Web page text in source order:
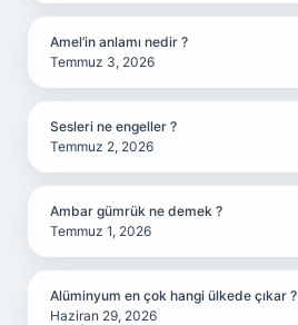
Amel’in anlamı nedir ?
Temmuz 3, 2026
Sesleri ne engeller ?
Temmuz 2, 2026
Ambar gümrük ne demek ?
Temmuz 1, 2026
Alüminyum en çok hangi ülkede çıkar ?
Haziran 29, 2026